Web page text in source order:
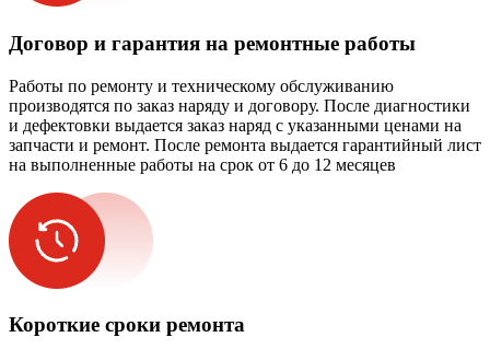
Договор и гарантия на ремонтные работы
Работы по ремонту и техническому обслуживанию
производятся по заказ наряду и договору. После диагностики
и дефектовки выдается заказ наряд с указанными ценами на
запчасти и ремонт. После ремонта выдается гарантийный лист
на выполненные работы на срок от 6 до 12 месяцев
Короткие сроки ремонта